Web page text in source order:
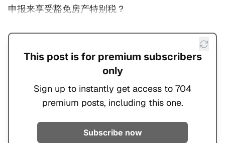
申报来享受豁免房产特别税？
This post is for premium subscribers
only
Sign up to instantly get access to 704
premium posts, including this one.
Subscribe now